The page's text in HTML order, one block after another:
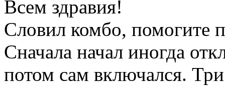
Всем здравия!
Словил комбо, помогите
Сначала начал иногда
потом сам включался.